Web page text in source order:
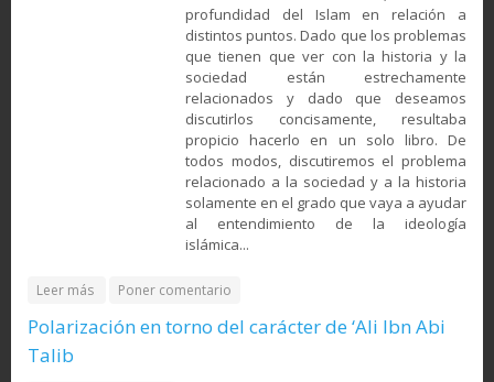
profundidad del Islam en relación a
distintos puntos. Dado que los problemas
que tienen que ver con la historia y la
sociedad están estrechamente
relacionados y dado que deseamos
discutirlos concisamente, resultaba
propicio hacerlo en un solo libro. De
todos modos, discutiremos el problema
relacionado a la sociedad y a la historia
solamente en el grado que vaya a ayudar
al entendimiento de la ideología
islámica...
Leer más about Sociedad e Historia desde la visión del Islam y otros
Poner comentario
Polarización en torno del carácter de ‘Ali Ibn Abi
Talib